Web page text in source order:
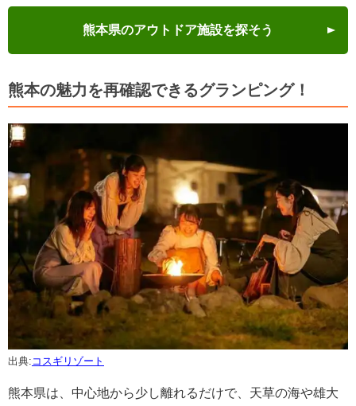
熊本県のアウトドア施設を探そう
熊本の魅力を再確認できるグランピング！
出典: コスギリゾート
熊本県は、中心地から少し離れるだけで、天草の海や雄大